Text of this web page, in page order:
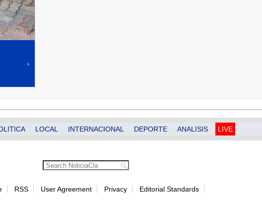
›
LOCAL INTERNACIONAL DEPORTE ANALISIS LIVE
RSS User Agreement Privacy Editorial Standards